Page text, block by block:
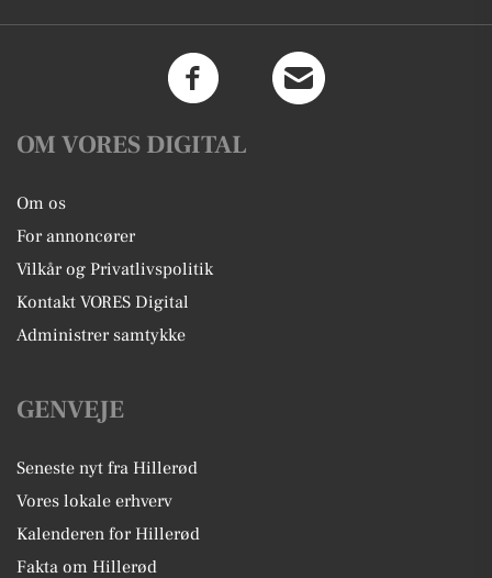
OM VORES DIGITAL
Om os
For annoncører
Vilkår og Privatlivspolitik
Kontakt VORES Digital
Administrer samtykke
GENVEJE
Seneste nyt fra Hillerød
Vores lokale erhverv
Kalenderen for Hillerød
Fakta om Hillerød